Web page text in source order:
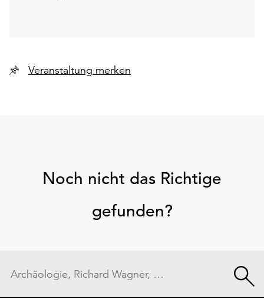
Veranstaltung merken
Noch nicht das Richtige
gefunden?